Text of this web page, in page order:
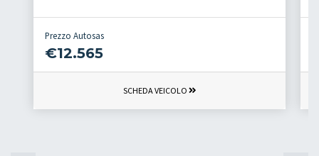
Prezzo Autosas
€12.565
SCHEDA VEICOLO